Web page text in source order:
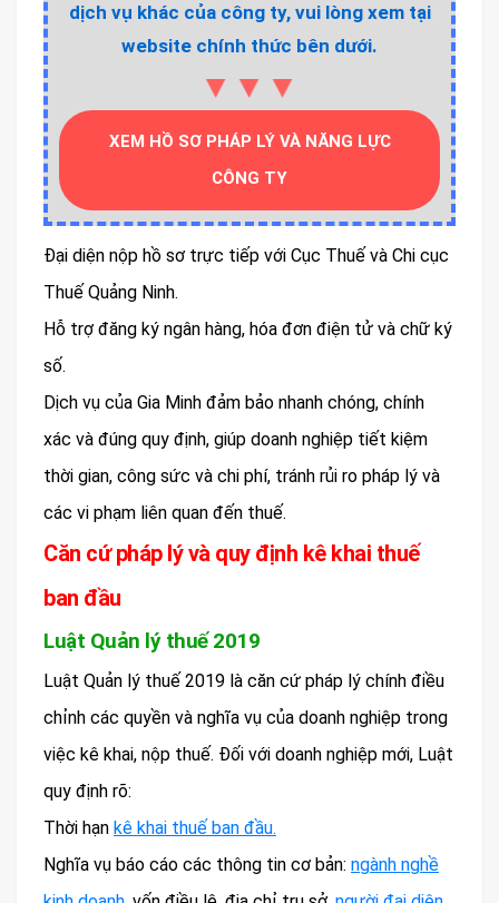
dịch vụ khác của công ty, vui lòng xem tại
website chính thức bên dưới.
▼▼▼
XEM HỒ SƠ PHÁP LÝ VÀ NĂNG LỰC
CÔNG TY
Đại diện nộp hồ sơ trực tiếp với Cục Thuế và Chi cục
Thuế Quảng Ninh.
Hỗ trợ đăng ký ngân hàng, hóa đơn điện tử và chữ ký
số.
Dịch vụ của Gia Minh đảm bảo nhanh chóng, chính
xác và đúng quy định, giúp doanh nghiệp tiết kiệm
thời gian, công sức và chi phí, tránh rủi ro pháp lý và
các vi phạm liên quan đến thuế.
Căn cứ pháp lý và quy định kê khai thuế
ban đầu
Luật Quản lý thuế 2019
Luật Quản lý thuế 2019 là căn cứ pháp lý chính điều
chỉnh các quyền và nghĩa vụ của doanh nghiệp trong
việc kê khai, nộp thuế. Đối với doanh nghiệp mới, Luật
quy định rõ:
Thời hạn kê khai thuế ban đầu.
Nghĩa vụ báo cáo các thông tin cơ bản: ngành nghề